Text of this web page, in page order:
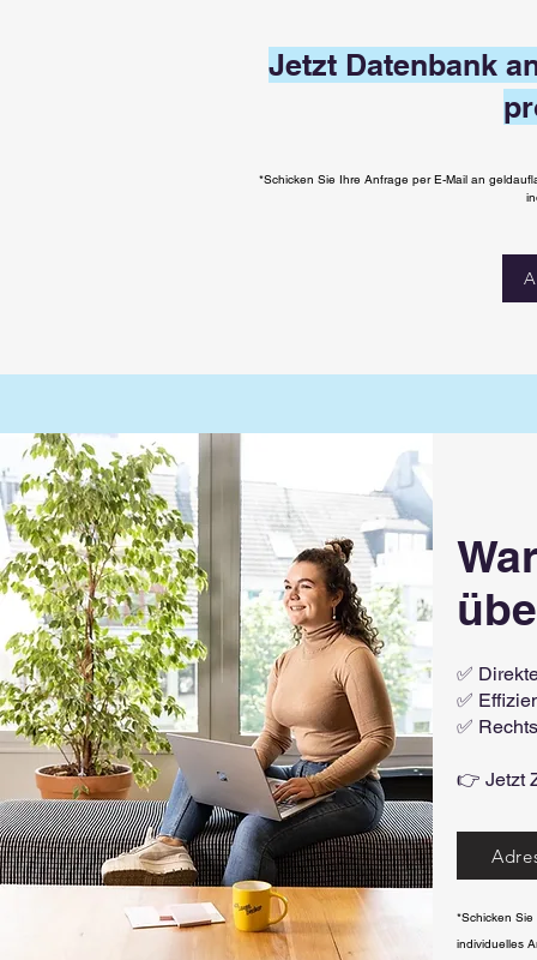
Jetzt Datenbank
*Schicken Sie Ihre Anfrage per E-Mail an
✅
✅
✅
👉 Jetzt
*Schicken
individuelles